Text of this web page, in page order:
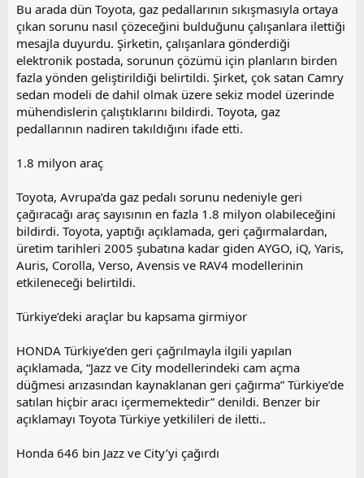
Bu arada dün Toyota, gaz pedallarının sıkışmasıyla ortaya
çıkan sorunu nasıl çözeceğini bulduğunu çalışanlara ilettiği
mesajla duyurdu. Şirketin, çalışanlara gönderdiği
elektronik postada, sorunun çözümü için planların birden
fazla yönden geliştirildiği belirtildi. Şirket, çok satan Camry
sedan modeli de dahil olmak üzere sekiz model üzerinde
mühendislerin çalıştıklarını bildirdi. Toyota, gaz
pedallarının nadiren takıldığını ifade etti.
1.8 milyon araç
Toyota, Avrupa’da gaz pedalı sorunu nedeniyle geri
çağıracağı araç sayısının en fazla 1.8 milyon olabileceğini
bildirdi. Toyota, yaptığı açıklamada, geri çağırmalardan,
üretim tarihleri 2005 şubatına kadar giden AYGO, iQ, Yaris,
Auris, Corolla, Verso, Avensis ve RAV4 modellerinin
etkileneceği belirtildi.
Türkiye’deki araçlar bu kapsama girmiyor
HONDA Türkiye’den geri çağrılmayla ilgili yapılan
açıklamada, “Jazz ve City modellerindeki cam açma
düğmesi arızasından kaynaklanan geri çağırma” Türkiye’de
satılan hiçbir aracı içermemektedir” denildi. Benzer bir
açıklamayı Toyota Türkiye yetkilileri de iletti..
Honda 646 bin Jazz ve City’yi çağırdı